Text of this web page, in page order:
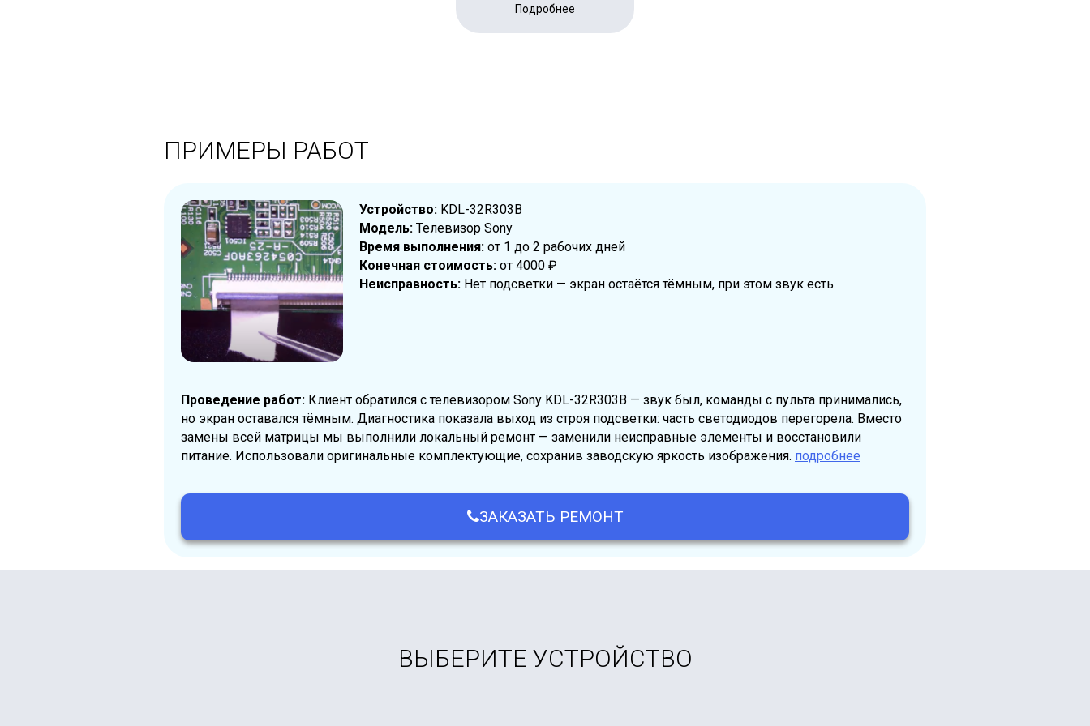
Подробнее
ПРИМЕРЫ РАБОТ
Устройство: KDL-32R303B
Модель: Телевизор Sony
Время выполнения: от 1 до 2 рабочих дней
Конечная стоимость: от 4000 ₽
Неисправность: Нет подсветки — экран остаётся тёмным, при этом звук есть.
Проведение работ: Клиент обратился с телевизором Sony KDL-32R303B — звук был, команды с пульта принимались,
но экран оставался тёмным. Диагностика показала выход из строя подсветки: часть светодиодов перегорела. Вместо
замены всей матрицы мы выполнили локальный ремонт — заменили неисправные элементы и восстановили
питание. Использовали оригинальные комплектующие, сохранив заводскую яркость изображения. подробнее
ЗАКАЗАТЬ РЕМОНТ
Этап 1:Диагностика подсветки и измерение выходных напряжений блока питания.
Этап 2:Тестирование состояния LED-лент и шлейфов матрицы.
Этап 3:
Замена повреждённых светодиодов или драйвера подсветки.
Этап 4:
Калибровка яркости и цветопередачи экрана после замены.
ВЫБЕРИТЕ УСТРОЙСТВО